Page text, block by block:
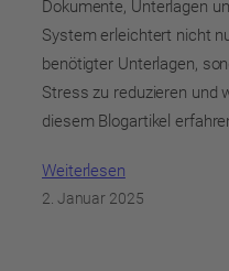
Dokumente, Unterlagen
System erleichtert nicht
benötigter Unterlagen,
Stress zu reduzieren und
diesem Blogartikel
Weiterlesen
2. Januar 2025